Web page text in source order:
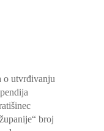
o utvrđivanju
broj